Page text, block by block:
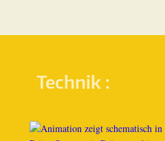
Technik :